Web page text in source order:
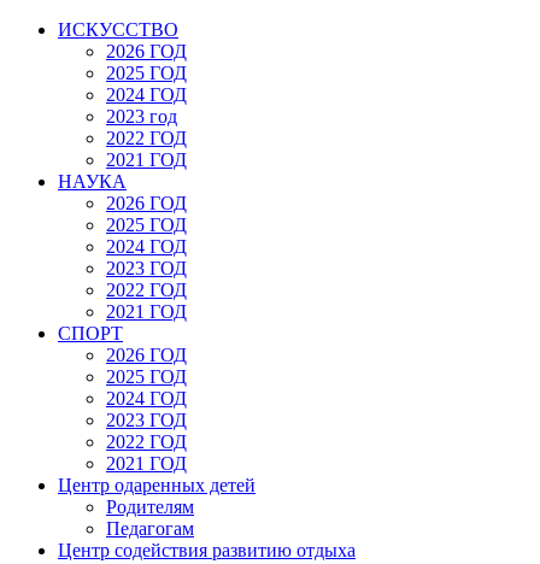
ИСКУССТВО
2026 ГОД
2025 ГОД
2024 ГОД
2023 год
2022 ГОД
2021 ГОД
НАУКА
2026 ГОД
2025 ГОД
2024 ГОД
2023 ГОД
2022 ГОД
2021 ГОД
СПОРТ
2026 ГОД
2025 ГОД
2024 ГОД
2023 ГОД
2022 ГОД
2021 ГОД
Центр одаренных детей
Родителям
Педагогам
Центр содействия развитию отдыха